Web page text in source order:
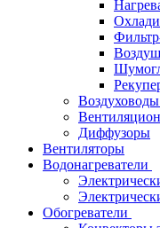
Диффузоры
Вентиляторы
Водонагреватели
Обогреватели